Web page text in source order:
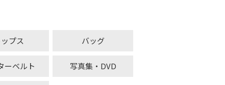
ップス バッグ
ーベルト 写真集・DVD